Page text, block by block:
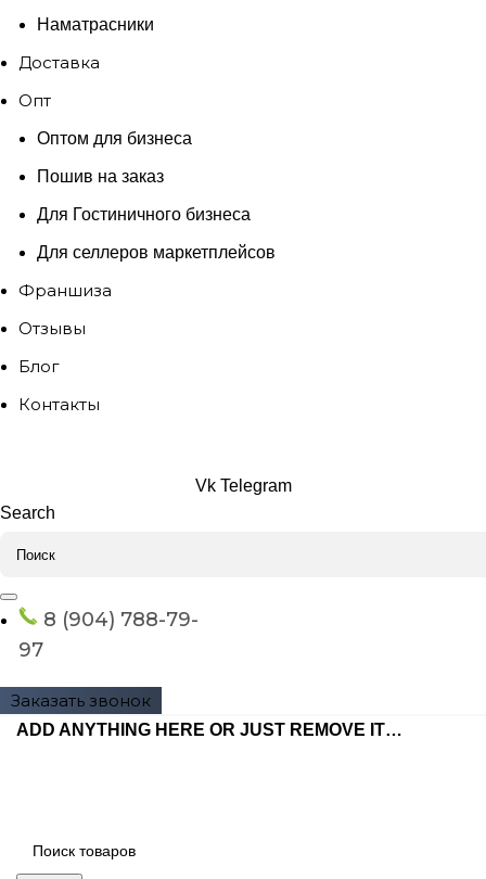
Наматрасники
Доставка
Опт
Оптом для бизнеса
Пошив на заказ
Для Гостиничного бизнеса
Для селлеров маркетплейсов
Франшиза
Отзывы
Блог
Контакты
Vk Telegram
Search
8 (904) 788-79-
97
Заказать звонок
ADD ANYTHING HERE OR JUST REMOVE IT…